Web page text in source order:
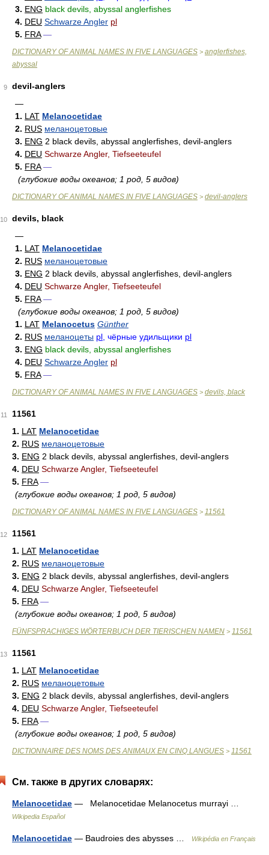
3. ENG black devils, abyssal anglerfishes
4. DEU Schwarze Angler pl
5. FRA —
DICTIONARY OF ANIMAL NAMES IN FIVE LANGUAGES > anglerfishes,
abyssal
9
devil-anglers
—
1. LAT Melanocetidae
2. RUS меланоцетовые
3. ENG 2 black devils, abyssal anglerfishes, devil-anglers
4. DEU Schwarze Angler, Tiefseeteufel
5. FRA —
(глубокие воды океанов; 1 род, 5 видов)
DICTIONARY OF ANIMAL NAMES IN FIVE LANGUAGES > devil-anglers
10
devils, black
—
1. LAT Melanocetidae
2. RUS меланоцетовые
3. ENG 2 black devils, abyssal anglerfishes, devil-anglers
4. DEU Schwarze Angler, Tiefseeteufel
5. FRA —
(глубокие воды океанов; 1 род, 5 видов)
1. LAT Melanocetus Günther
2. RUS меланоцеты pl , чёрные удильщики pl
3. ENG black devils, abyssal anglerfishes
4. DEU Schwarze Angler pl
5. FRA —
DICTIONARY OF ANIMAL NAMES IN FIVE LANGUAGES > devils, black
11
11561
1. LAT Melanocetidae
2. RUS меланоцетовые
3. ENG 2 black devils, abyssal anglerfishes, devil-anglers
4. DEU Schwarze Angler, Tiefseeteufel
5. FRA —
(глубокие воды океанов; 1 род, 5 видов)
DICTIONARY OF ANIMAL NAMES IN FIVE LANGUAGES > 11561
12
11561
1. LAT Melanocetidae
2. RUS меланоцетовые
3. ENG 2 black devils, abyssal anglerfishes, devil-anglers
4. DEU Schwarze Angler, Tiefseeteufel
5. FRA —
(глубокие воды океанов; 1 род, 5 видов)
FÜNFSPRACHIGES WÖRTERBUCH DER TIERISCHEN NAMEN > 11561
13
11561
1. LAT Melanocetidae
2. RUS меланоцетовые
3. ENG 2 black devils, abyssal anglerfishes, devil-anglers
4. DEU Schwarze Angler, Tiefseeteufel
5. FRA —
(глубокие воды океанов; 1 род, 5 видов)
DICTIONNAIRE DES NOMS DES ANIMAUX EN CINQ LANGUES > 11561
См. также в других словарях:
Melanocetidae — Melanocetidae Melanocetus murrayi …
Wikipedia Español
Melanocetidae — Baudroies des abysses … Wikipédia en Français